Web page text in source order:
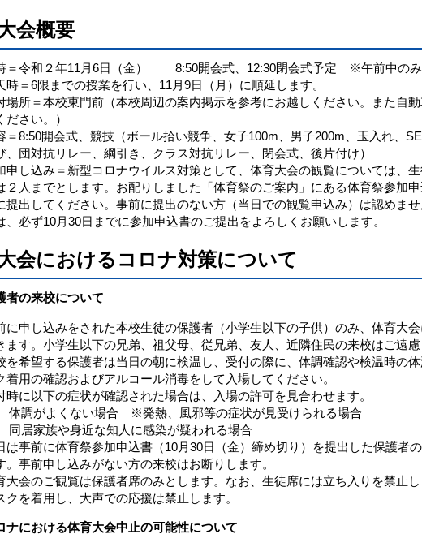
会概要
＝令和２年11月6日（金） 8:50開会式、12:30閉会式予定 ※午前中のみ
時＝6限までの授業を行い、11月9日（月）に順延します。
場所＝本校東門前（本校周辺の案内掲示を参考にお越しください。また自
ださい。）
＝8:50開会式、競技（ボール拾い競争、女子100m、男子200m、玉入れ、
、団対抗リレー、綱引き、クラス対抗リレー、閉会式、後片付け）
申し込み＝新型コロナウイルス対策として、体育大会の観覧については、
２人までとします。お配りしました「体育祭のご案内」にある体育祭参加申
提出してください。事前に提出のない方（当日での観覧申込み）は認めま
、必ず10月30日までに参加申込書のご提出をよろしくお願いします。
会におけるコロナ対策について
者の来校について
に申し込みをされた本校生徒の保護者（小学生以下の子供）のみ、体育大
ます。小学生以下の兄弟、祖父母、従兄弟、友人、近隣住民の来校はご遠慮
を希望する保護者は当日の朝に検温し、受付の際に、体調確認や検温時の
着用の確認およびアルコール消毒をして入場してください。
時に以下の症状が確認された場合は、入場の許可を見合わせます。
調がよくない場合 ※発熱、風邪等の症状が見受けられる場合
居家族や身近な知人に感染が疑われる場合
は事前に体育祭参加申込書（10月30日（金）締め切り）を提出した保護者
。事前申し込みがない方の来校はお断りします。
大会のご観覧は保護者席のみとします。なお、生徒席には立ち入りを禁止し
クを着用し、大声での応援は禁止します。
ナにおける体育大会中止の可能性について